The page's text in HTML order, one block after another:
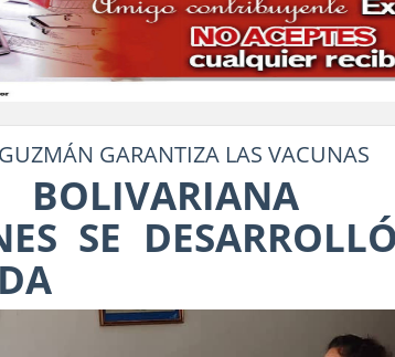
GARANTIZA LAS VACUNAS
SE